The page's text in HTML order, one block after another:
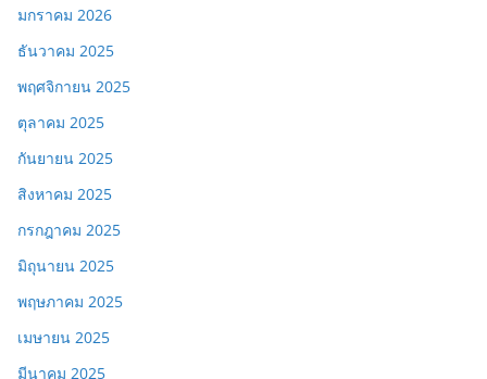
มกราคม 2026
ธันวาคม 2025
พฤศจิกายน 2025
ตุลาคม 2025
กันยายน 2025
สิงหาคม 2025
กรกฎาคม 2025
มิถุนายน 2025
พฤษภาคม 2025
เมษายน 2025
มีนาคม 2025